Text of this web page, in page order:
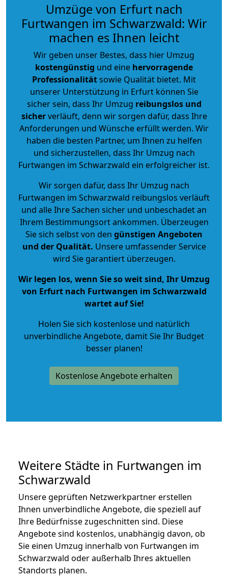
Umzüge von Erfurt nach
Furtwangen im Schwarzwald: Wir
machen es Ihnen leicht
Wir geben unser Bestes, dass hier Umzug
kostengünstig und eine hervorragende
Professionalitätsowie Qualität bietet. Mit
unserer Unterstützung in Erfurt können Sie
sicher sein, dass Ihr Umzug reibungslos und
sicherverläuft, denn wir sorgen dafür, dass Ihre
Anforderungen und Wünsche erfüllt werden. Wir
haben die besten Partner, um Ihnen zu helfen
und sicherzustellen, dass Ihr Umzug nach
Furtwangen im Schwarzwald ein erfolgreicher ist.
Wir sorgen dafür, dass Ihr Umzug nach
Furtwangen im Schwarzwald reibungslos verläuft
und alle Ihre Sachen sicher und unbeschadet an
Ihrem Bestimmungsort ankommen. Überzeugen
Sie sich selbst von den günstigen Angeboten
und der Qualität. Unsere umfassender Service
wird Sie garantiert überzeugen.
Wir legen los, wenn Sie so weit sind, Ihr Umzug
von Erfurt nach Furtwangen im Schwarzwald
wartet auf Sie!
Holen Sie sich kostenlose und natürlich
unverbindliche Angebote, damit Sie Ihr Budget
besser planen!
Kostenlose Angebote erhalten
Weitere Städte in Furtwangen im
Schwarzwald
Unsere geprüften Netzwerkpartner erstellen
Ihnen unverbindliche Angebote, die speziell auf
Ihre Bedürfnisse zugeschnitten sind. Diese
Angebote sind kostenlos, unabhängig davon, ob
Sie einen Umzug innerhalb von Furtwangen im
Schwarzwald oder außerhalb Ihres aktuellen
Standorts planen.